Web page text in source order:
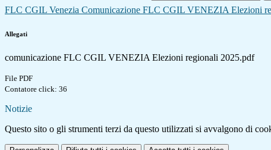
FLC CGIL Venezia Comunicazione FLC CGIL VENEZIA Elezioni
Allegati
comunicazione FLC CGIL VENEZIA Elezioni regionali 2025.pdf
File PDF
Contatore click: 36
Notizie
Questo sito o gli strumenti terzi da questo utilizzati si avvalgono di